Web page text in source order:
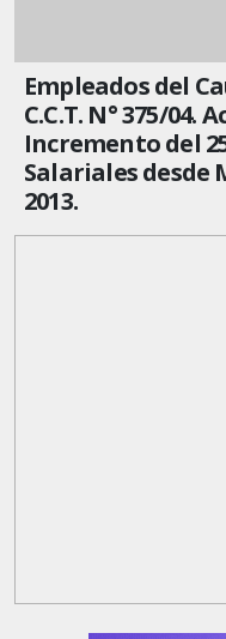
Empleados del
C.C.T. N° 375/04.
Incremento del
Salariales desde
2013.